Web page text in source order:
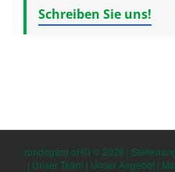
Schreiben Sie uns!
rondogard oHG © 2026 |
| Unser Team | Unser Angebot|